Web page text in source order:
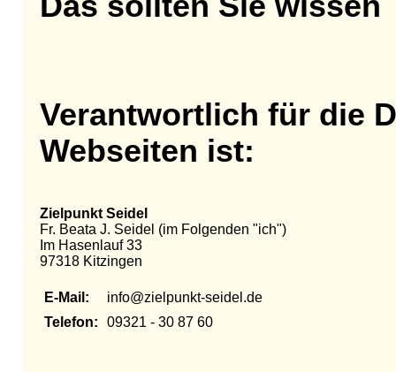
Verantwortlich für die
Webseiten ist:
Zielpunkt Seidel
Fr. Beata J. Seidel (im Folgenden "ich")
Im Hasenlauf 33
97318 Kitzingen
E-Mail:
info@zielpunkt-seidel.de
Telefon:
09321 - 30 87 60